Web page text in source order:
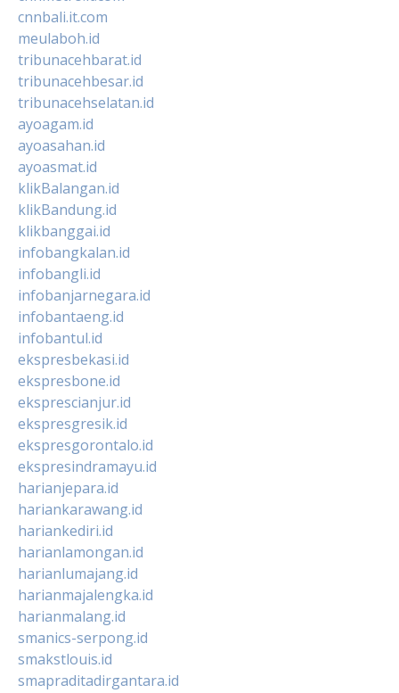
cnnbali.it.com
meulaboh.id
tribunacehbarat.id
tribunacehbesar.id
tribunacehselatan.id
ayoagam.id
ayoasahan.id
ayoasmat.id
klikBalangan.id
klikBandung.id
klikbanggai.id
infobangkalan.id
infobangli.id
infobanjarnegara.id
infobantaeng.id
infobantul.id
ekspresbekasi.id
ekspresbone.id
eksprescianjur.id
ekspresgresik.id
ekspresgorontalo.id
ekspresindramayu.id
harianjepara.id
hariankarawang.id
hariankediri.id
harianlamongan.id
harianlumajang.id
harianmajalengka.id
harianmalang.id
smanics-serpong.id
smakstlouis.id
smapraditadirgantara.id